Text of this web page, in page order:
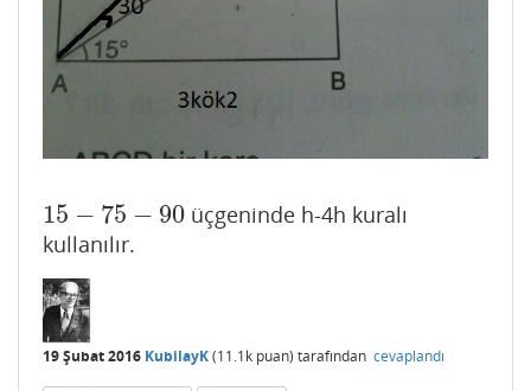
15 − 75 − 90
15−75 −90
üçgeninde h-4h kuralı
kullanılır.
19 Şubat 2016 KubilayK(11.1k puan) tarafından cevaplandı